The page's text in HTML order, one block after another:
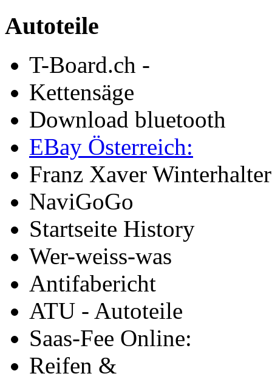
Autoteile
T-Board.ch -
Kettensäge
Download bluetooth
EBay Österreich:
Franz Xaver Winterhalter
NaviGoGo
Startseite History
Wer-weiss-was
Antifabericht
ATU - Autoteile
Saas-Fee Online:
Reifen &